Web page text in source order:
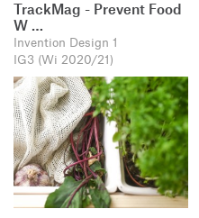
TrackMag - Prevent Food
W …
Invention Design 1
IG3 (Wi 2020/21)